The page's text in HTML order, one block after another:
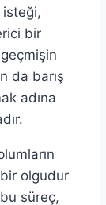
isteği,
bir
da barış
adına
olgudur
süreç,